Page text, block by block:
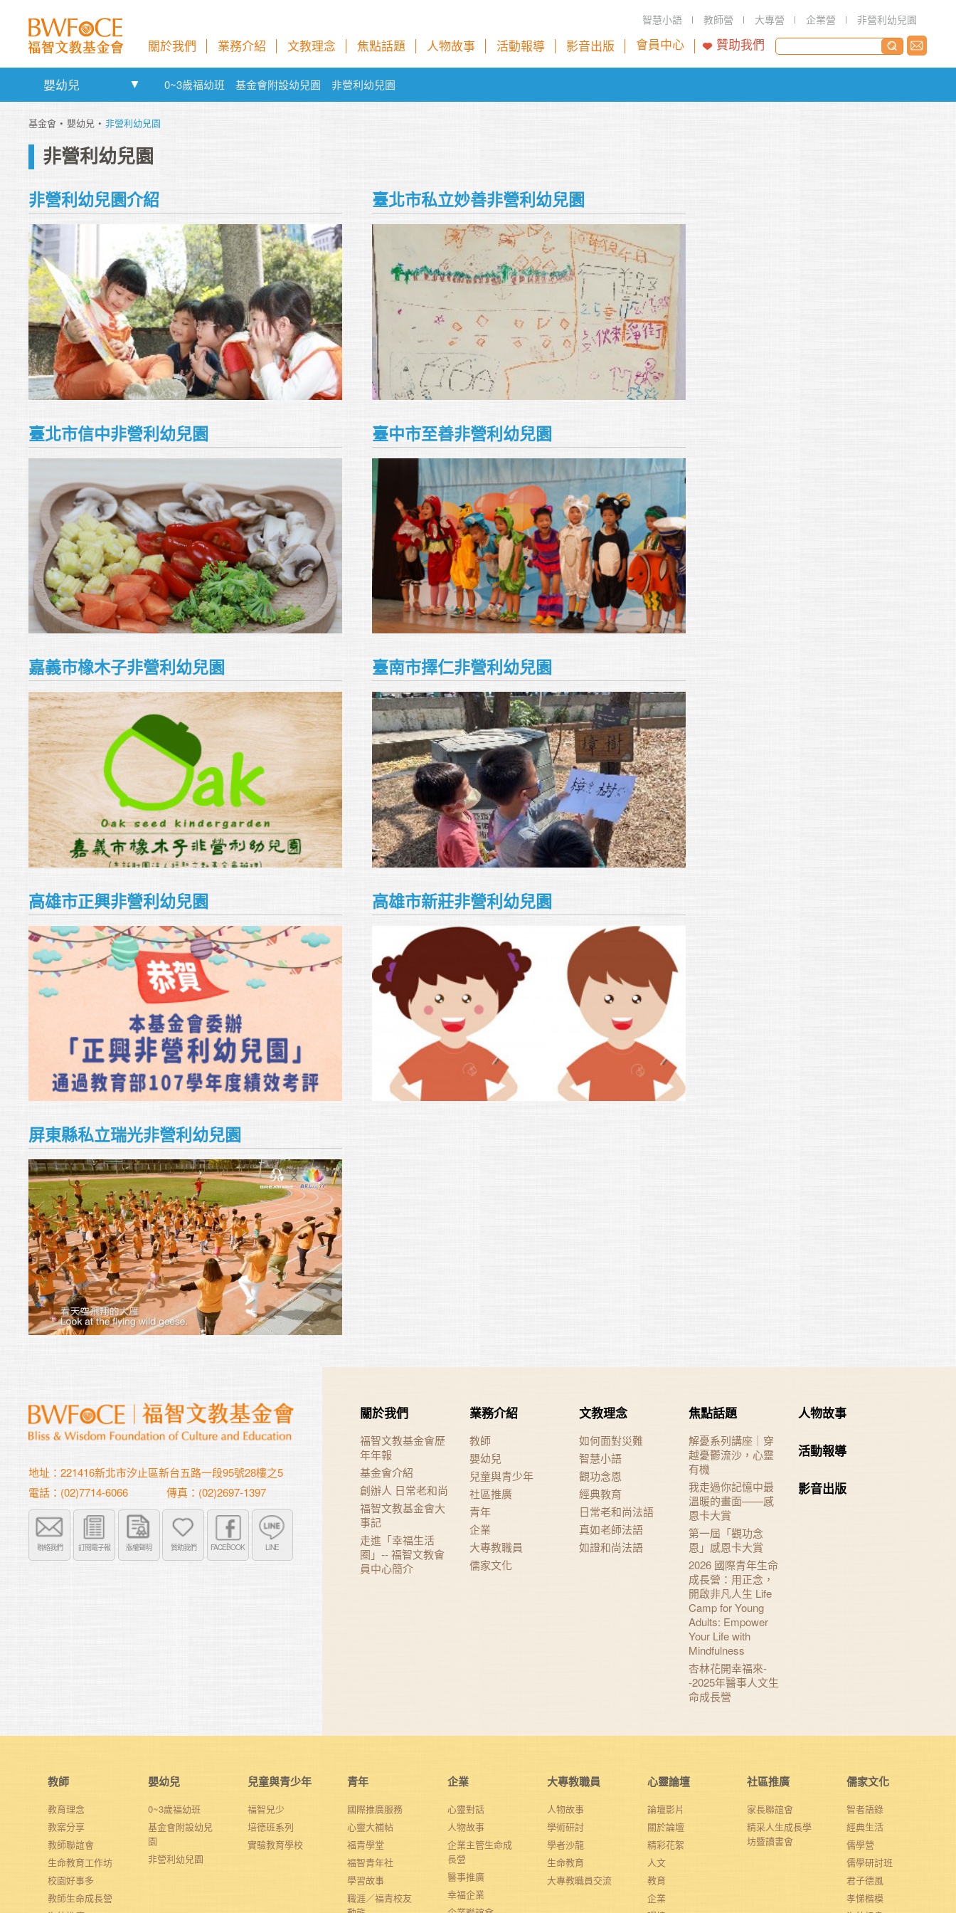
智慧小語 教師營 大專營 企業營 非營利幼兒園
關於我們 業務介紹 文教理念 焦點話題 人物故事 活動報導 影音出版 會員中心 贊助我們
嬰幼兒 0~3歲福幼班 基金會附設幼兒園 非營利幼兒園
基金會 嬰幼兒 非營利幼兒園
非營利幼兒園
非營利幼兒園介紹 臺北市私立妙善非營利幼兒園
臺北市信中非營利幼兒園 臺中市至善非營利幼兒園
嘉義市橡木子非營利幼兒園 臺南市擇仁非營利幼兒園
高雄市正興非營利幼兒園 高雄市新莊非營利幼兒園
屏東縣私立瑞光非營利幼兒園
地址：221416新北市汐止區新台五路一段95號28樓之5
電話：(02)7714-6066
傳真：(02)2697-1397
聯絡我們 訂閱電子報 版權聲明 贊助我們 FACEBOOK LINE
關於我們
福智文教基金會歷
年年報
基金會介紹
創辦人 日常老和尚
福智文教基金會大
事記
走進「幸福生活
圈」-- 福智文教會
員中心簡介
業務介紹
教師
嬰幼兒
兒童與青少年
社區推廣
青年
企業
大專教職員
儒家文化
文教理念
如何面對災難
智慧小語
觀功念恩
經典教育
日常老和尚法語
真如老師法語
如證和尚法語
焦點話題
解憂系列講座｜穿
越憂鬱流沙，心靈
有機
我走過你記憶中最
溫暖的畫面——感
恩卡大賞
第一屆「觀功念
恩」感恩卡大賞
2026 國際青年生命
成長營：用正念，
開啟非凡人生 Life
Camp for Young
Adults: Empower
Your Life with
Mindfulness
杏林花開幸福來-
-2025年醫事人文生
命成長營
人物故事
活動報導
影音出版
教師
教育理念
教案分享
教師聯誼會
生命教育工作坊
校園好事多
教師生命成長營
嬰幼兒
0~3歲福幼班
基金會附設幼兒
園
非營利幼兒園
兒童與青少年
福智兒少
培德班系列
實驗教育學校
青年
國際推廣服務
心靈大補帖
福青學堂
福智青年社
學習故事
職涯／福青校友
企業
心靈對話
人物故事
企業主管生命成
長營
醫事推廣
幸福企業
大專教職員
人物故事
學術研討
學者沙龍
生命教育
大專教職員交流
心靈論壇
論壇影片
關於論壇
精彩花絮
人文
教育
企業
社區推廣
家長聯誼會
精采人生成長學
坊暨讀書會
儒家文化
智者語錄
經典生活
儒學營
儒學研討班
君子德風
孝悌楷模